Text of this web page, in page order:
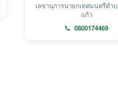
เลขานุการนายกเทศมนตรีตำ
แก้ว
0800174469